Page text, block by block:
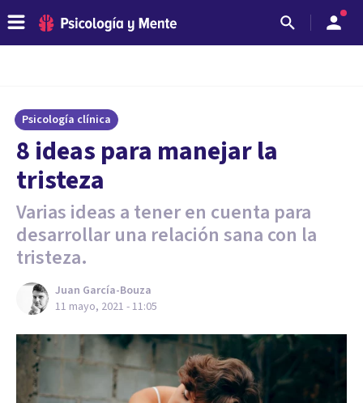
Psicología clínica
8 ideas para manejar la
tristeza
Varias ideas a tener en cuenta para
desarrollar una relación sana con la
tristeza.
Juan García-Bouza
11 mayo, 2021 - 11:05